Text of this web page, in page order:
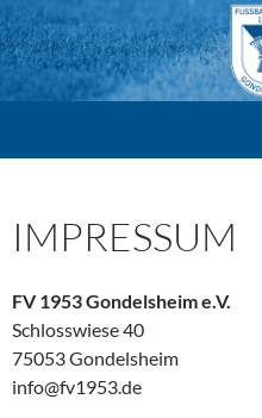
Zum
Inhalt
IMPRESSUM
FV 1953 Gondelsheim e.V.
Schlosswiese 40
75053 Gondelsheim
info@fv1953.de